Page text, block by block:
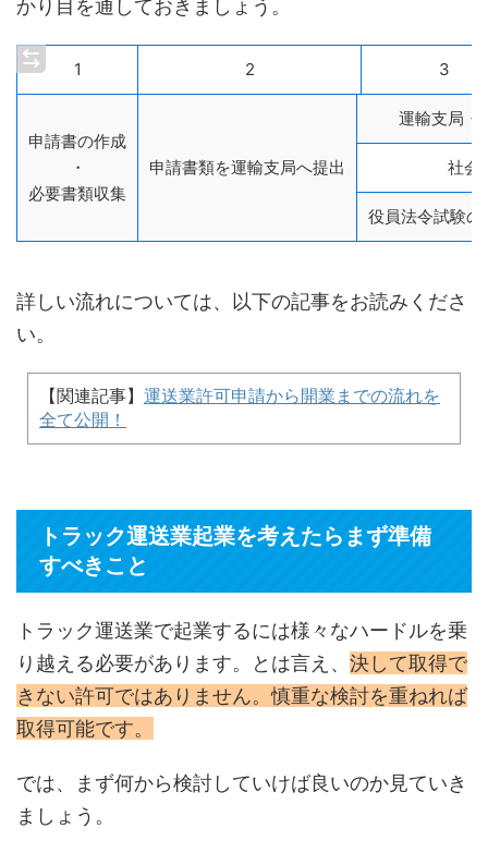
かり目を通しておきましょう。
1 2 3
申請書の作成
・
必要書類収集
申請書類を運輸支局へ提出
運輸支局・
社会
役員法令試験の
詳しい流れについては、以下の記事をお読みくださ
い。
【関連記事】 運送業許可申請から開業までの流れを
全て公開！
トラック運送業起業を考えたらまず準備
すべきこと
トラック運送業で起業するには様々なハードルを乗
り越える必要があります。とは言え、 決して取得で
きない許可ではありません。慎重な検討を重ねれば
取得可能です。
では、まず何から検討していけば良いのか見ていき
ましょう。